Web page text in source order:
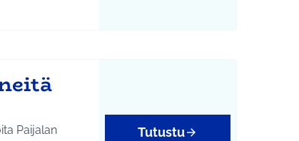
Paijalan
Tutustu